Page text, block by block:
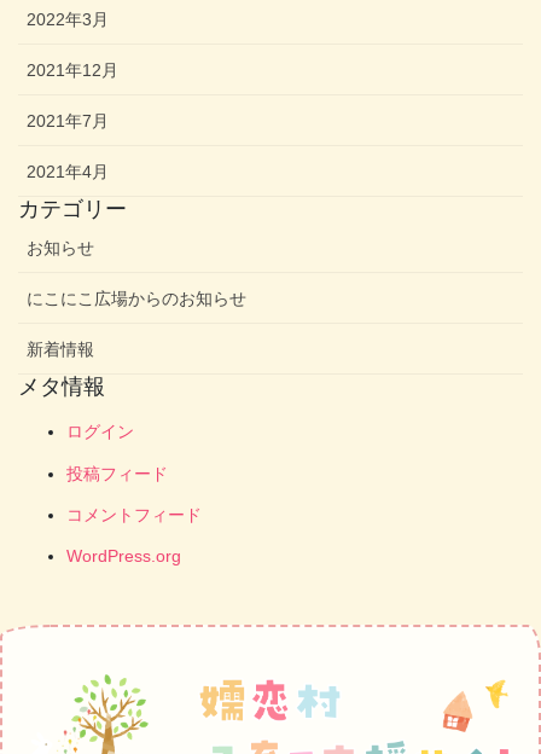
2022年3月
2021年12月
2021年7月
2021年4月
カテゴリー
お知らせ
にこにこ広場からのお知らせ
新着情報
メタ情報
ログイン
投稿フィード
コメントフィード
WordPress.org